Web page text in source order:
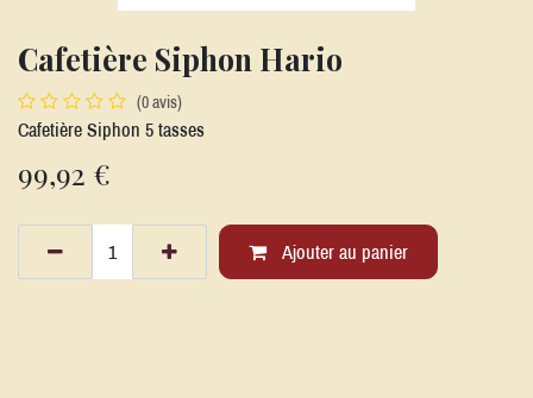
Cafetière Siphon Hario
(0 avis)
Cafetière Siphon 5 tasses
99,92 €
Ajouter au panier